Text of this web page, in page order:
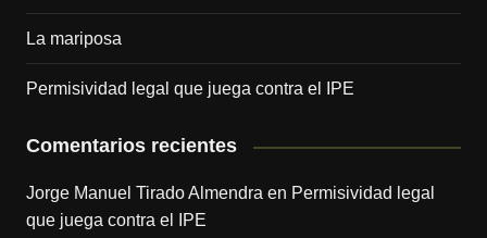
La mariposa
Permisividad legal que juega contra el IPE
Comentarios recientes
Jorge Manuel Tirado Almendra en Permisividad legal
que juega contra el IPE